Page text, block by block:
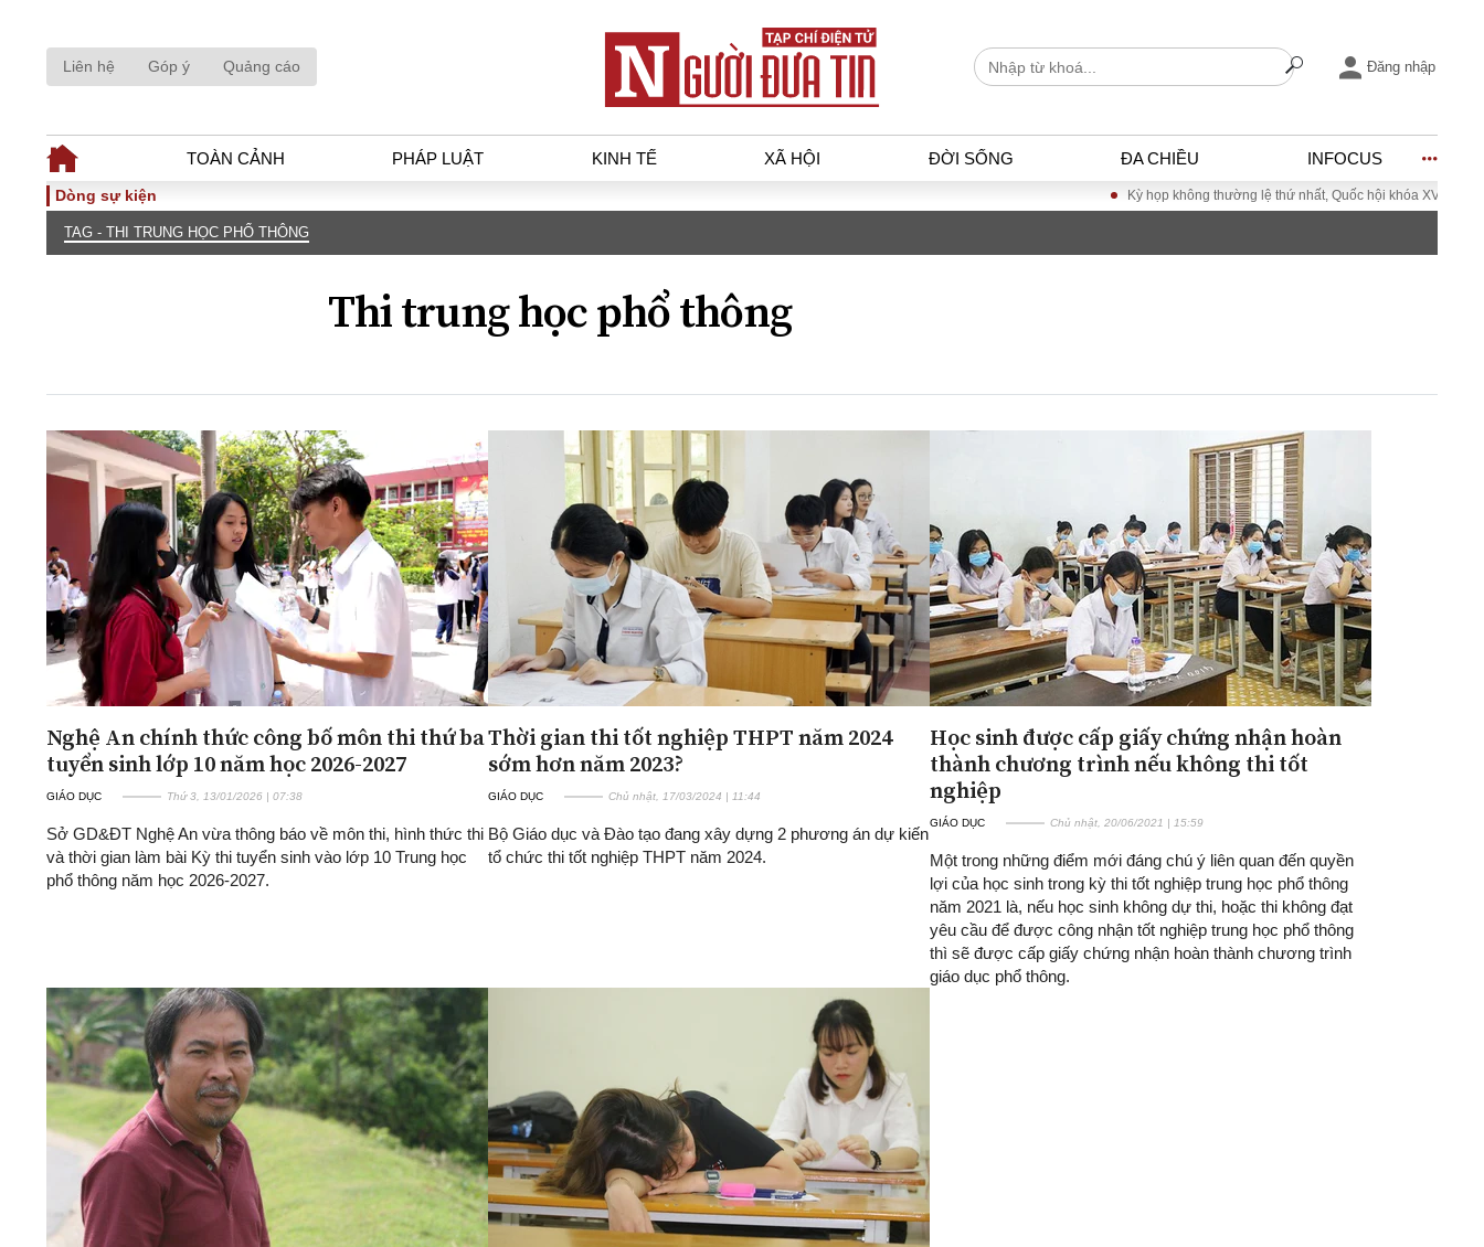
Liên hệ Góp ý Quảng cáo Đăng nhập
TOÀN CẢNH PHÁP LUẬT KINH TẾ XÃ HỘI ĐỜI SỐNG ĐA CHIỀU INFOCUS
TOÀN CẢNH
Thế giới
Góc nhìn luật gia
Hồ sơ điều tra
An ninh - Hình sự
Tài chính - Ngân hàng
Xu hướng thị trường
Tiêu dùng và dư luận
Công nghệ
Giao thông – Đô thị
ĐA CHIỀU
Quan điểm
Xi nhan Trái Phải
Bạn đọc viết
INFOCUS
Đăng ký tin tức mới
Dòng sự kiện Kỳ họp không thường lệ thứ nhất, Quốc hội khóa XVI
TAG - THI TRUNG HỌC PHỔ THÔNG
Thi trung học phổ thông
Nghệ An chính thức công bố môn thi thứ ba
tuyển sinh lớp 10 năm học 2026-2027
GIÁO DỤC Thứ 3, 13/01/2026 | 07:38
Sở GD&ĐT Nghệ An vừa thông báo về môn thi, hình thức thi
và thời gian làm bài Kỳ thi tuyển sinh vào lớp 10 Trung học
phổ thông năm học 2026-2027.
Thời gian thi tốt nghiệp THPT năm 2024
sớm hơn năm 2023?
GIÁO DỤC Chủ nhật, 17/03/2024 | 11:44
Bộ Giáo dục và Đào tạo đang xây dựng 2 phương án dự kiến
tổ chức thi tốt nghiệp THPT năm 2024.
Học sinh được cấp giấy chứng nhận hoàn
thành chương trình nếu không thi tốt
nghiệp
GIÁO DỤC Chủ nhật, 20/06/2021 | 15:59
Một trong những điểm mới đáng chú ý liên quan đến quyền
lợi của học sinh trong kỳ thi tốt nghiệp trung học phổ thông
năm 2021 là, nếu học sinh không dự thi, hoặc thi không đạt
yêu cầu để được công nhận tốt nghiệp trung học phổ thông
thì sẽ được cấp giấy chứng nhận hoàn thành chương trình
giáo dục phổ thông.